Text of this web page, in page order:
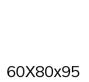
60Х80х95